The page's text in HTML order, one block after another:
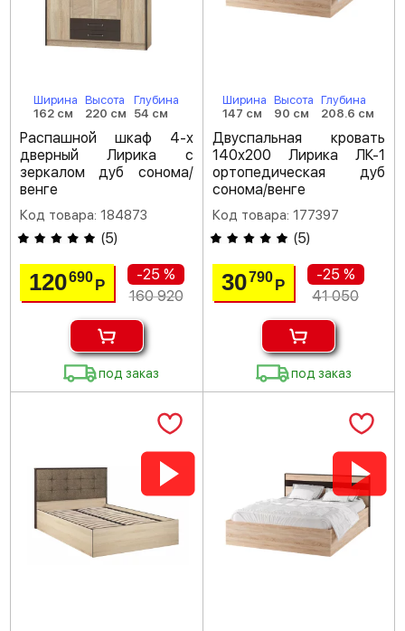
Ширина
162 см
Высота
220 см
Глубина
54 см
Распашной шкаф 4-х
дверный Лирика с
зеркалом дуб сонома/
венге
Код товара: 184873
(5)
120690Р
-25 %
160 920
под заказ
Ширина
147 см
Высота
90 см
Глубина
208.6 см
Двуспальная кровать
140х200 Лирика ЛК-1
ортопедическая дуб
сонома/венге
Код товара: 177397
(5)
30790 Р
-25 %
41 050
под заказ